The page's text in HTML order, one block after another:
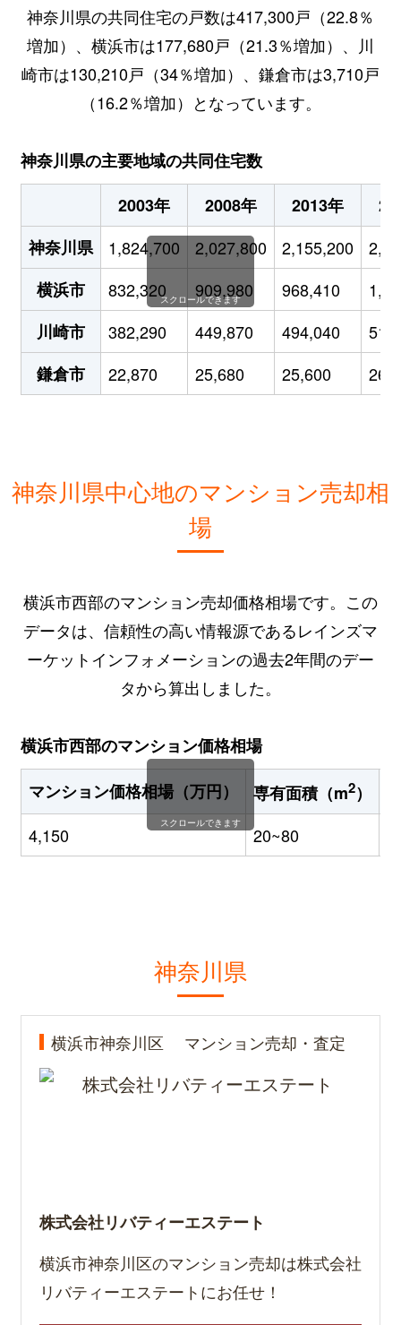
神奈川県の共同住宅の戸数は417,300戸（22.8％
増加）、横浜市は177,680戸（21.3％増加）、川
崎市は130,210戸（34％増加）、鎌倉市は3,710戸
（16.2％増加）となっています。
神奈川県の主要地域の共同住宅数
2003年
2008年 2013年
神奈川県
1,824,700 2,027,800 2,155,200
横浜市
832,320 909,980 968,410
川崎市
382,290 449,870 494,040
鎌倉市
22,870 25,680 25,600
スクロールできます
神奈川県中心地のマンション売却相
場
横浜市西部のマンション売却価格相場です。この
データは、信頼性の高い情報源であるレインズマ
ーケットインフォメーションの過去2年間のデー
タから算出しました。
横浜市西部のマンション価格相場
マンション価格相場（万円）
専有面積（m2）
4,150
20~80
スクロールできます
神奈川県
横浜市神奈川区 マンション売却・査定
株式会社リバティーエステート
横浜市神奈川区のマンション売却は株式会社
リバティーエステートにお任せ！